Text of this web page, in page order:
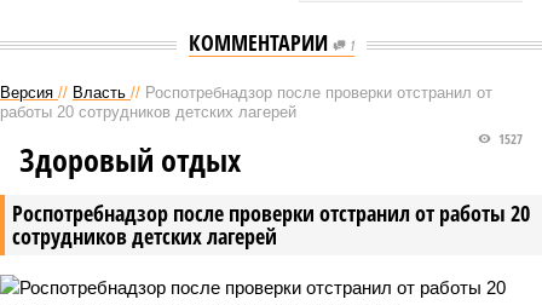
КОММЕНТАРИИ 1
Версия // Власть // Роспотребнадзор после проверки отстранил от
работы 20 сотрудников детских лагерей
Роспотребнадзор после проверки отстранил от работы 20
сотрудников детских лагерей
1527
Здоровый отдых